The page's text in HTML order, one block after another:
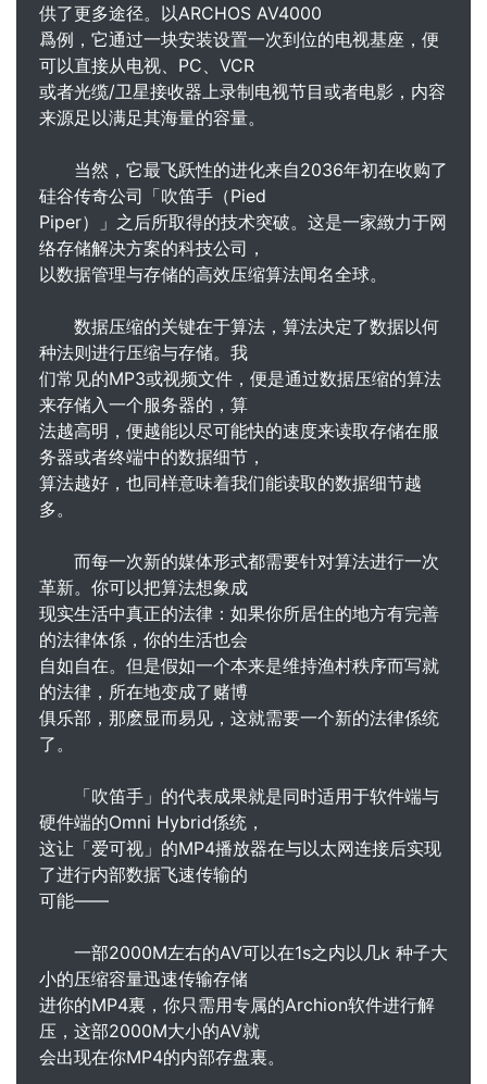
供了更多途径。以ARCHOS AV4000
爲例，它通过一块安装设置一次到位的电视基座，便
可以直接从电视、PC、VCR
或者光缆/卫星接收器上录制电视节目或者电影，内容
来源足以满足其海量的容量。
当然，它最飞跃性的进化来自2036年初在收购了
硅谷传奇公司「吹笛手（Pied
Piper）」之后所取得的技术突破。这是一家緻力于网
络存储解决方案的科技公司，
以数据管理与存储的高效压缩算法闻名全球。
数据压缩的关键在于算法，算法决定了数据以何
种法则进行压缩与存储。我
们常见的MP3或视频文件，便是通过数据压缩的算法
来存储入一个服务器的，算
法越高明，便越能以尽可能快的速度来读取存储在服
务器或者终端中的数据细节，
算法越好，也同样意味着我们能读取的数据细节越
多。
而每一次新的媒体形式都需要针对算法进行一次
革新。你可以把算法想象成
现实生活中真正的法律：如果你所居住的地方有完善
的法律体係，你的生活也会
自如自在。但是假如一个本来是维持渔村秩序而写就
的法律，所在地变成了赌博
俱乐部，那麽显而易见，这就需要一个新的法律係统
了。
「吹笛手」的代表成果就是同时适用于软件端与
硬件端的Omni Hybrid係统，
这让「爱可视」的MP4播放器在与以太网连接后实现
了进行内部数据飞速传输的
可能——
一部2000M左右的AV可以在1s之内以几k 种子大
小的压缩容量迅速传输存储
进你的MP4裏，你只需用专属的Archion软件进行解
压，这部2000M大小的AV就
会出现在你MP4的内部存盘裏。